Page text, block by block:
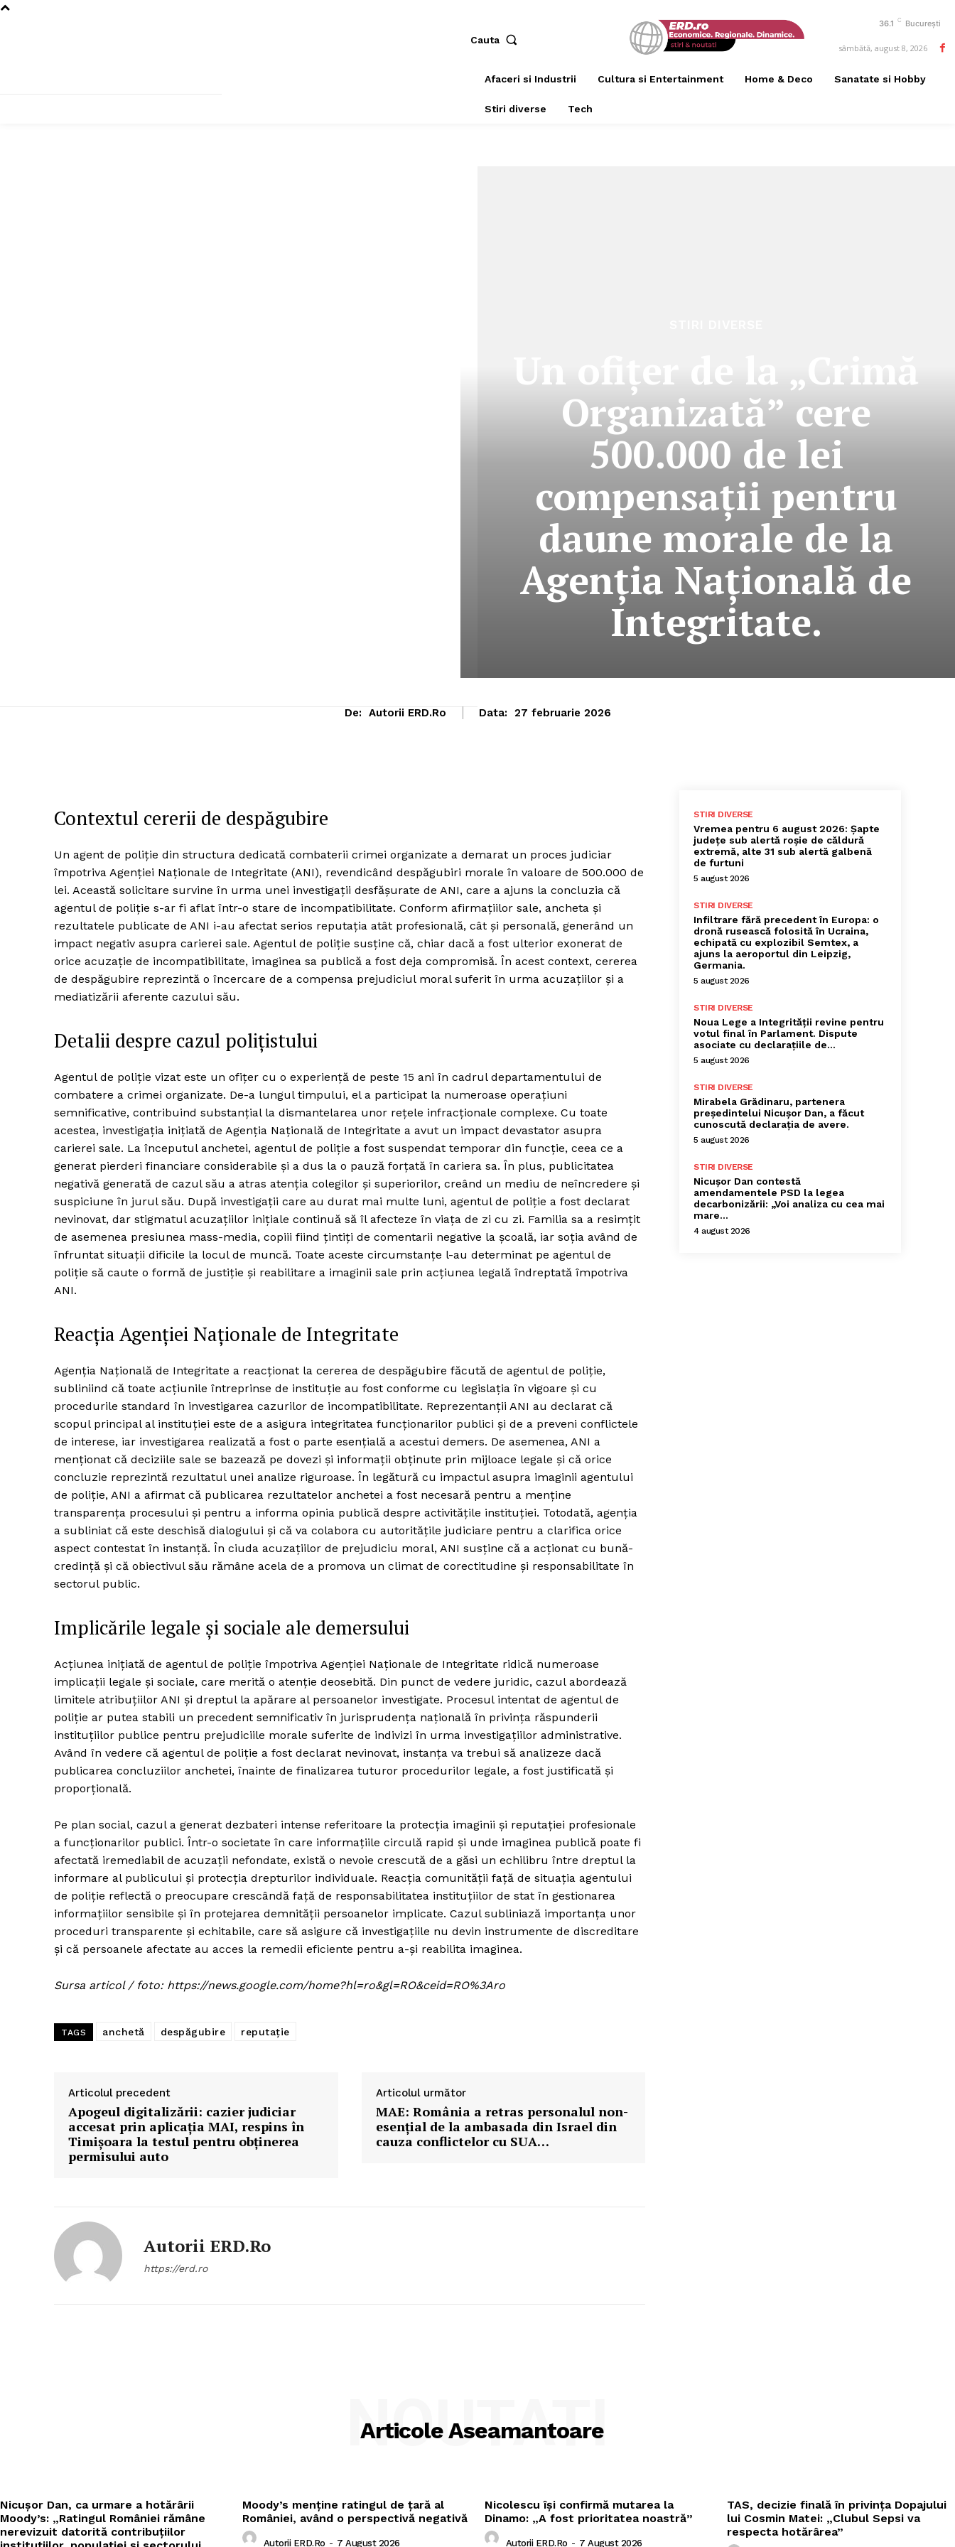
Cauta
36.1 C București
sâmbătă, august 8, 2026
Afaceri si Industrii Cultura si Entertainment Home & Deco Sanatate si Hobby
Stiri diverse Tech
Un ofițer de la „Crimă
Organizată” cere
500.000 de lei
compensații pentru
daune morale de la
Agenția Națională de
Integritate.
De: Autorii ERD.ro Data: 27 februarie 2026
Contextul cererii de despăgubire
Un agent de poliție din structura dedicată combaterii crimei organizate a demarat un proces judiciar
împotriva Agenției Naționale de Integritate (ANI), revendicând despăgubiri morale în valoare de 500.000 de
lei. Această solicitare survine în urma unei investigații desfășurate de ANI, care a ajuns la concluzia că
agentul de poliție s-ar fi aflat într-o stare de incompatibilitate. Conform afirmațiilor sale, ancheta și
rezultatele publicate de ANI i-au afectat serios reputația atât profesională, cât și personală, generând un
impact negativ asupra carierei sale. Agentul de poliție susține că, chiar dacă a fost ulterior exonerat de
orice acuzație de incompatibilitate, imaginea sa publică a fost deja compromisă. În acest context, cererea
de despăgubire reprezintă o încercare de a compensa prejudiciul moral suferit în urma acuzațiilor și a
mediatizării aferente cazului său.
Detalii despre cazul polițistului
Agentul de poliție vizat este un ofițer cu o experiență de peste 15 ani în cadrul departamentului de
combatere a crimei organizate. De-a lungul timpului, el a participat la numeroase operațiuni
semnificative, contribuind substanțial la dismantelarea unor rețele infracționale complexe. Cu toate
acestea, investigația inițiată de Agenția Națională de Integritate a avut un impact devastator asupra
carierei sale. La începutul anchetei, agentul de poliție a fost suspendat temporar din funcție, ceea ce a
generat pierderi financiare considerabile și a dus la o pauză forțată în cariera sa. În plus, publicitatea
negativă generată de cazul său a atras atenția colegilor și superiorilor, creând un mediu de neîncredere și
suspiciune în jurul său. După investigații care au durat mai multe luni, agentul de poliție a fost declarat
nevinovat, dar stigmatul acuzațiilor inițiale continuă să îl afecteze în viața de zi cu zi. Familia sa a resimțit
de asemenea presiunea mass-media, copiii fiind țintiți de comentarii negative la școală, iar soția având de
înfruntat situații dificile la locul de muncă. Toate aceste circumstanțe l-au determinat pe agentul de
poliție să caute o formă de justiție și reabilitare a imaginii sale prin acțiunea legală îndreptată împotriva
ANI.
Reacția Agenției Naționale de Integritate
Agenția Națională de Integritate a reacționat la cererea de despăgubire făcută de agentul de poliție,
subliniind că toate acțiunile întreprinse de instituție au fost conforme cu legislația în vigoare și cu
procedurile standard în investigarea cazurilor de incompatibilitate. Reprezentanții ANI au declarat că
scopul principal al instituției este de a asigura integritatea funcționarilor publici și de a preveni conflictele
de interese, iar investigarea realizată a fost o parte esențială a acestui demers. De asemenea, ANI a
menționat că deciziile sale se bazează pe dovezi și informații obținute prin mijloace legale și că orice
concluzie reprezintă rezultatul unei analize riguroase. În legătură cu impactul asupra imaginii agentului
de poliție, ANI a afirmat că publicarea rezultatelor anchetei a fost necesară pentru a menține
transparența procesului și pentru a informa opinia publică despre activitățile instituției. Totodată, agenția
a subliniat că este deschisă dialogului și că va colabora cu autoritățile judiciare pentru a clarifica orice
aspect contestat în instanță. În ciuda acuzațiilor de prejudiciu moral, ANI susține că a acționat cu bună-
credință și că obiectivul său rămâne acela de a promova un climat de corectitudine și responsabilitate în
sectorul public.
Implicările legale și sociale ale demersului
Acțiunea inițiată de agentul de poliție împotriva Agenției Naționale de Integritate ridică numeroase
implicații legale și sociale, care merită o atenție deosebită. Din punct de vedere juridic, cazul abordează
limitele atribuțiilor ANI și dreptul la apărare al persoanelor investigate. Procesul intentat de agentul de
poliție ar putea stabili un precedent semnificativ în jurisprudența națională în privința răspunderii
instituțiilor publice pentru prejudiciile morale suferite de indivizi în urma investigațiilor administrative.
Având în vedere că agentul de poliție a fost declarat nevinovat, instanța va trebui să analizeze dacă
publicarea concluziilor anchetei, înainte de finalizarea tuturor procedurilor legale, a fost justificată și
proporțională.
Pe plan social, cazul a generat dezbateri intense referitoare la protecția imaginii și reputației profesionale
a funcționarilor publici. Într-o societate în care informațiile circulă rapid și unde imaginea publică poate fi
afectată iremediabil de acuzații nefondate, există o nevoie crescută de a găsi un echilibru între dreptul la
informare al publicului și protecția drepturilor individuale. Reacția comunității față de situația agentului
de poliție reflectă o preocupare crescândă față de responsabilitatea instituțiilor de stat în gestionarea
informațiilor sensibile și în protejarea demnității persoanelor implicate. Cazul subliniază importanța unor
proceduri transparente și echitabile, care să asigure că investigațiile nu devin instrumente de discreditare
și că persoanele afectate au acces la remedii eficiente pentru a-și reabilita imaginea.
Sursa articol / foto: https://news.google.com/home?hl=ro&gl=RO&ceid=RO%3Aro
TAGS anchetă despăgubire reputație
Articolul precedent
Apogeul digitalizării: cazier judiciar
accesat prin aplicația MAI, respins în
Timișoara la testul pentru obținerea
permisului auto
Articolul următor
MAE: România a retras personalul non-
esențial de la ambasada din Israel din
cauza conflictelor cu SUA…
Autorii ERD.ro
https://erd.ro
STIRI DIVERSE
Vremea pentru 6 august 2026: Șapte
județe sub alertă roșie de căldură
extremă, alte 31 sub alertă galbenă
de furtuni
5 august 2026
STIRI DIVERSE
Infiltrare fără precedent în Europa: o
dronă rusească folosită în Ucraina,
echipată cu explozibil Semtex, a
ajuns la aeroportul din Leipzig,
Germania.
5 august 2026
STIRI DIVERSE
Noua Lege a Integrității revine pentru
votul final în Parlament. Dispute
asociate cu declarațiile de…
5 august 2026
STIRI DIVERSE
Mirabela Grădinaru, partenera
președintelui Nicușor Dan, a făcut
cunoscută declarația de avere.
5 august 2026
STIRI DIVERSE
Nicușor Dan contestă
amendamentele PSD la legea
decarbonizării: „Voi analiza cu cea mai
mare…
4 august 2026
Articole Aseamantoare
NOUTATI
Nicușor Dan, ca urmare a hotărârii
Moody’s: „Ratingul României rămâne
nerevizuit datorită contribuțiilor
Moody’s menține ratingul de țară al
României, având o perspectivă negativă
Autorii ERD.ro - 7 August 2026
Nicolescu își confirmă mutarea la
Dinamo: „A fost prioritatea noastră”
Autorii ERD.ro - 7 August 2026
TAS, decizie finală în privința Dopajului
lui Cosmin Matei: „Clubul Sepsi va
respecta hotărârea”